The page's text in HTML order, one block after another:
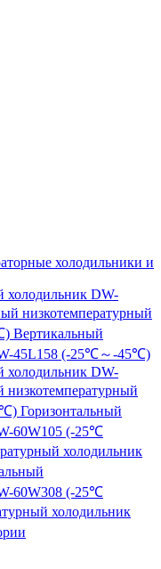
холодильники и
холодильник DW-
низкотемпературный
Вертикальный
45L158 (-25℃～-45℃)
холодильник DW-
низкотемпературный
Горизонтальный
60W105 (-25℃
холодильник
60W308 (-25℃
холодильник